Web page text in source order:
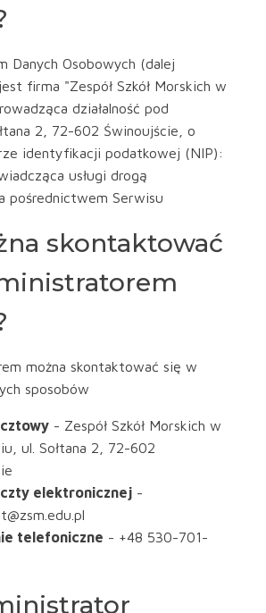
Danych Osobowych (dalej
firma "Zespół Szkół Morskich w
działalność pod
2, 72-602 Świnoujście, o
identyfikacji podatkowej (NIP):
usługi drogą
pośrednictwem Serwisu
skontaktować
można skontaktować się w
sposobów
- Zespół Szkół Morskich w
ul. Sołtana 2, 72-602
elektronicznej -
telefoniczne - +48 530-701-